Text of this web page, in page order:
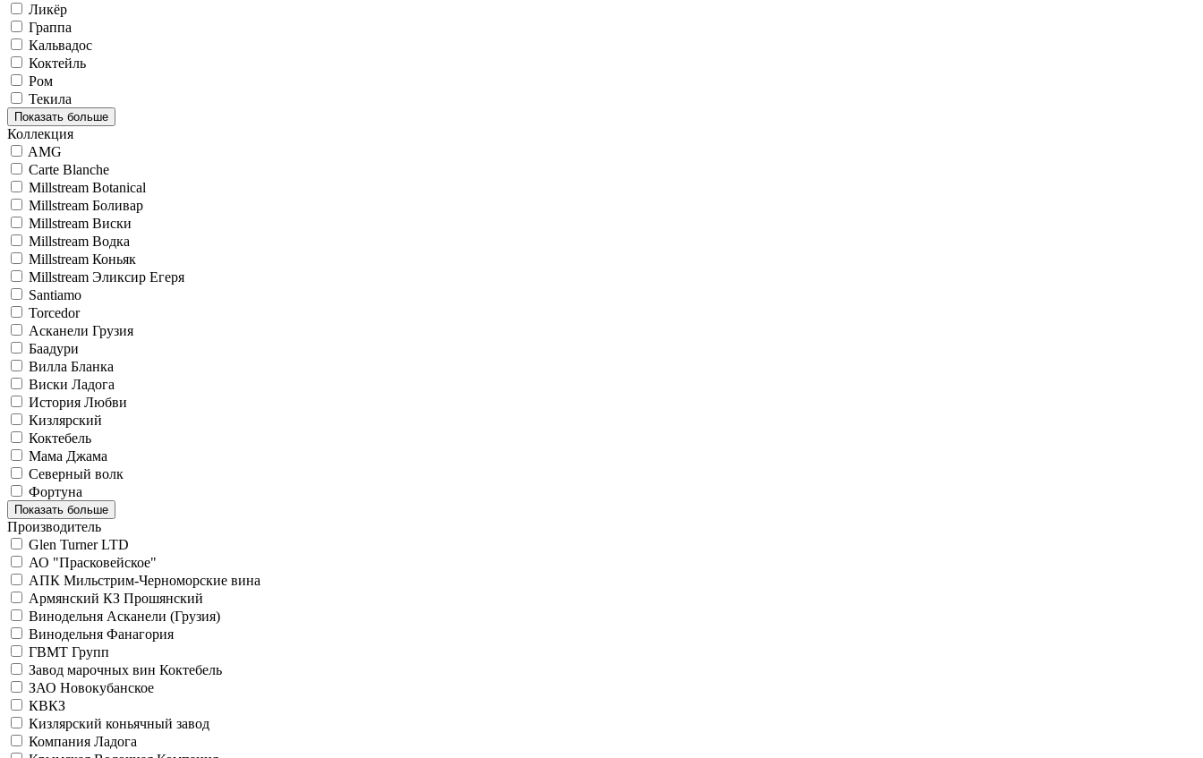
Ликёр
Граппа
Кальвадос
Коктейль
Ром
Текила
Показать больше
Коллекция
AMG
Carte Blanche
Millstream Botanical
Millstream Боливар
Millstream Виски
Millstream Водка
Millstream Коньяк
Millstream Эликсир Егеря
Santiamo
Torcedor
Асканели Грузия
Баадури
Вилла Бланка
Виски Ладога
История Любви
Кизлярский
Коктебель
Мама Джама
Северный волк
Фортуна
Показать больше
Производитель
Glen Turner LTD
АО "Прасковейское"
АПК Мильстрим-Черноморские вина
Армянский КЗ Прошянский
Винодельня Асканели (Грузия)
Винодельня Фанагория
ГВМТ Групп
Завод марочных вин Коктебель
ЗАО Новокубанское
КВКЗ
Кизлярский коньячный завод
Компания Ладога